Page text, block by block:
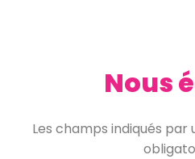
Nous
Les champs indiqués